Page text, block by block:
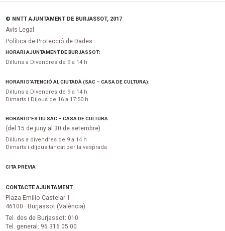
© NNTT AJUNTAMENT DE BURJASSOT, 2017
Avís Legal
Política de Protecció de Dades
HORARI AJUNTAMENT DE BURJASSOT:
Dilluns a Divendres de 9 a 14 h
HORARI D’ATENCIÓ AL CIUTADÀ (SAC – CASA DE CULTURA):
Dilluns a Divendres de 9 a 14 h
Dimarts i Dijous de 16 a 17:50 h
HORARI D’ESTIU SAC – CASA DE CULTURA
(del 15 de juny al 30 de setembre)
Dilluns a divendres de 9 a 14 h
Dimarts i dijous tancat per la vesprada
CITA PRÈVIA
CONTACTE AJUNTAMENT
Plaza Emilio Castelar 1
46100 · Burjassot (València)
Tel. des de Burjassot: 010
Tel. general: 96 316 05 00